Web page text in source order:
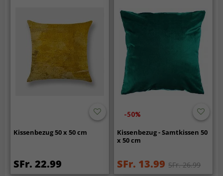
Kissenbezug 50 x 50 cm
SFr. 22.99
-50%
Kissenbezug - Samtkissen 50
x 50 cm
SFr. 13.99 SFr. 26.99